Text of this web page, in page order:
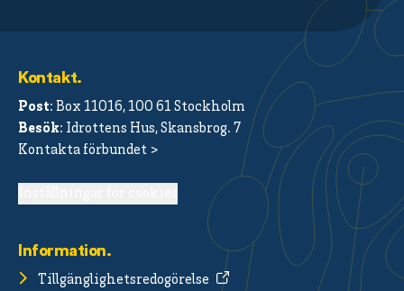
Kontakt.
Post: Box 11016, 100 61 Stockholm
Besök: Idrottens Hus, Skansbrog. 7
Kontakta förbundet >
Information.
Tillgänglighetsredogörelse